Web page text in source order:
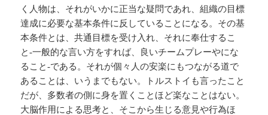
く人物は、それがいかに正当な疑問であれ、組織の目標
達成に必要な基本条件に反していることになる。その基
本条件とは、共通目標を受け入れ、それに奉仕するこ
と-一般的な言い方をすれば、良いチームプレーやにな
ること-である。それが個々人の安楽にもつながる道で
あることは、いうまでもない。トルストイも言ったこと
だが、多数者の側に身を置くことほど楽なことはない。
大脳作用による思考と、そこから生じる意見や行為ほ